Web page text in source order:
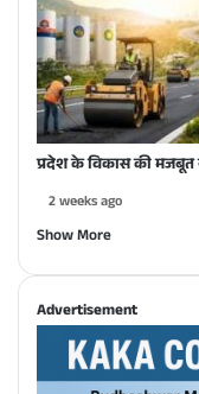
प्रदेश के विकास की
2 weeks ago
Show More
Advertisement